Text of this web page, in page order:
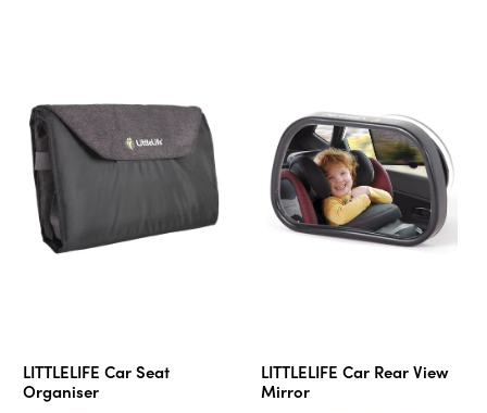
LITTLELIFE Car Seat
Organiser
LITTLELIFE Car Rear View
Mirror